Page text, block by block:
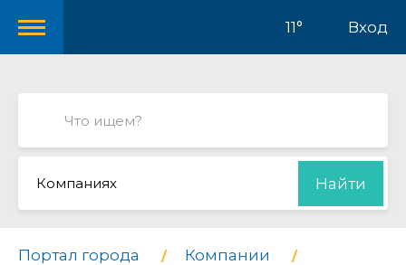
11° Вход
Компаниях Найти
Портал города
Компании